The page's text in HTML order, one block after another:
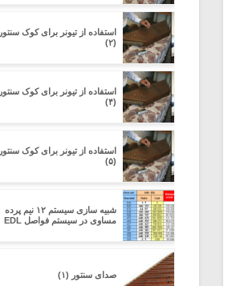
استفاده از تیونر برای کوک سنتور
(۲)
استفاده از تیونر برای کوک سنتور
(۴)
استفاده از تیونر برای کوک سنتور
(۵)
شبیه سازی سیستم ۱۲ نیم پرده
مساوی در سیستم فواصل EDL
صدای سنتور (۱)